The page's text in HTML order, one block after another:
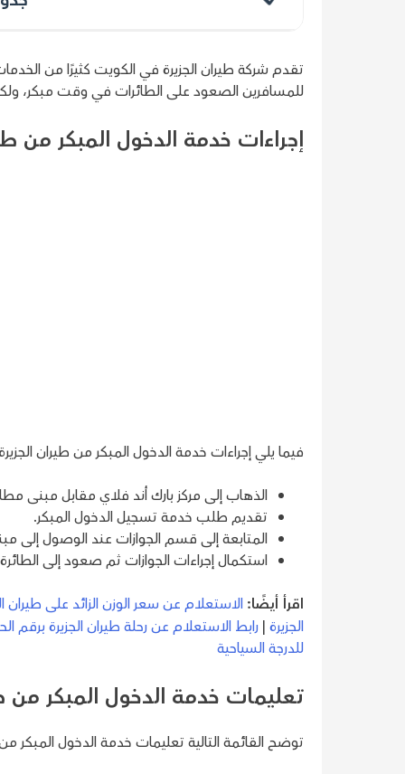
تقدم شركة طيران الجزيرة في الكويت كثيرًا من
للمسافرين الصعود على الطائرات في وقت مبكر،
إجراءات خدمة الدخول المبكر من
فيما يلي إجراءات خدمة الدخول المبكر من طيران
الذهاب إلى مركز بارك أند فلاي مقابل مبنى
تقديم طلب خدمة تسجيل الدخول المبكر.
المتابعة إلى قسم الجوازات عند الوصول إلى مبنى 5 في
استكمال إجراءات الجوازات ثم صعود إلى
اقرأ أيضًا: الاستعلام عن سعر الوزن الزائد على طيران
الجزيرة | رابط الاستعلام عن رحلة طيران الجزيرة برقم
للدرجة السياحية
تعليمات خدمة الدخول المبكر من
توضح القائمة التالية تعليمات خدمة الدخول المبكر من